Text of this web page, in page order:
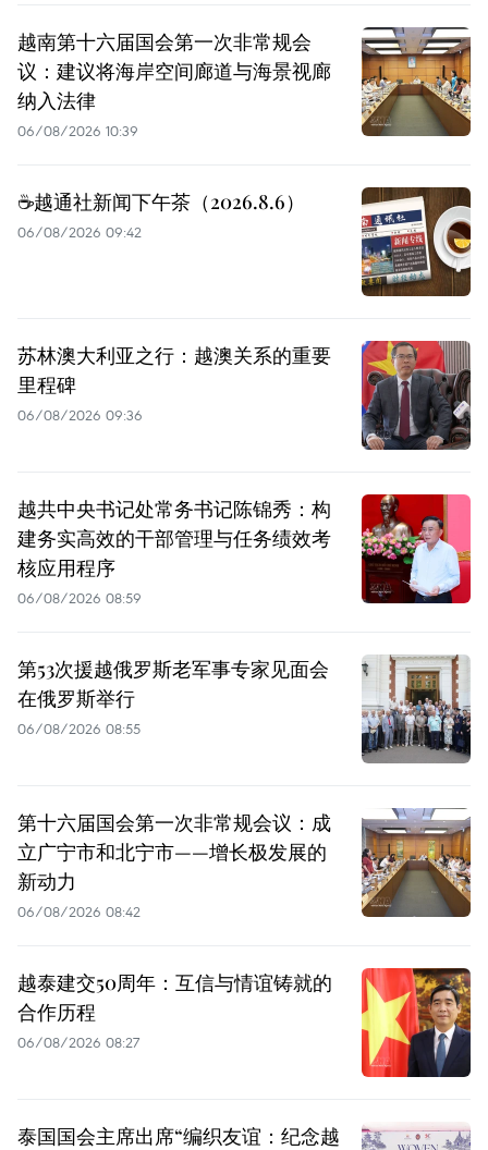
越南第十六届国会第一次非常规会
议：建议将海岸空间廊道与海景视廊
纳入法律
06/08/2026 10:39
☕️越通社新闻下午茶（2026.8.6）
06/08/2026 09:42
苏林澳大利亚之行：越澳关系的重要
里程碑
06/08/2026 09:36
越共中央书记处常务书记陈锦秀：构
建务实高效的干部管理与任务绩效考
核应用程序
06/08/2026 08:59
第53次援越俄罗斯老军事专家见面会
在俄罗斯举行
06/08/2026 08:55
第十六届国会第一次非常规会议：成
立广宁市和北宁市——增长极发展的
新动力
06/08/2026 08:42
越泰建交50周年：互信与情谊铸就的
合作历程
06/08/2026 08:27
泰国国会主席出席“编织友谊：纪念越